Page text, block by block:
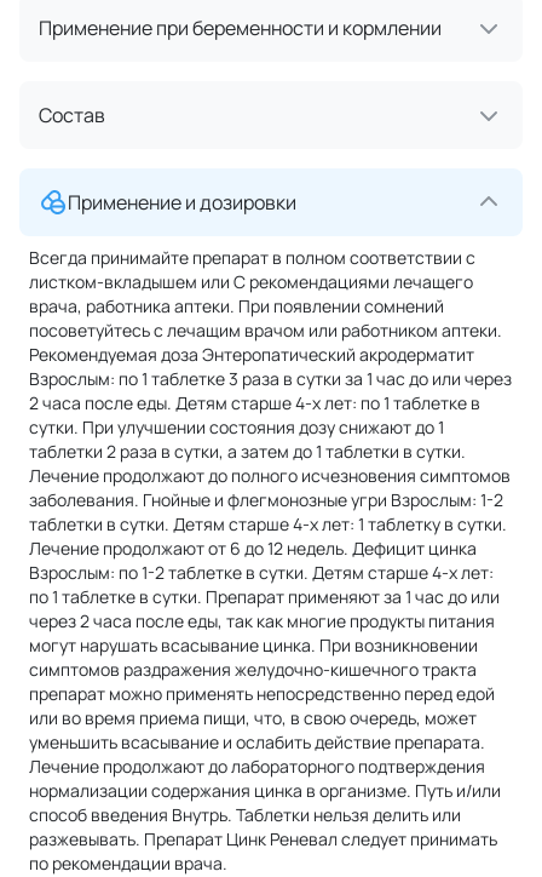
Применение при беременности и кормлении
Состав
Применение и дозировки
Всегда принимайте препарат в полном соответствии с
листком-вкладышем или C рекомендациями лечащего
врача, работника аптеки. При появлении сомнений
посоветуйтесь с лечащим врачом или работником аптеки.
Рекомендуемая доза Энтеропатический акродерматит
Взрослым: по 1 таблетке 3 раза в сутки за 1 час до или через
2 часа после еды. Детям старше 4-х лет: по 1 таблетке в
сутки. При улучшении состояния дозу снижают до 1
таблетки 2 раза в сутки, а затем до 1 таблетки в сутки.
Лечение продолжают до полного исчезновения симптомов
заболевания. Гнойные и флегмонозные угри Взрослым: 1-2
таблетки в сутки. Детям старше 4-х лет: 1 таблетку в сутки.
Лечение продолжают от 6 до 12 недель. Дефицит цинка
Взрослым: по 1-2 таблетке в сутки. Детям старше 4-х лет:
по 1 таблетке в сутки. Препарат применяют за 1 час до или
через 2 часа после еды, так как многие продукты питания
могут нарушать всасывание цинка. При возникновении
симптомов раздражения желудочно-кишечного тракта
препарат можно применять непосредственно перед едой
или во время приема пищи, что, в свою очередь, может
уменьшить всасывание и ослабить действие препарата.
Лечение продолжают до лабораторного подтверждения
нормализации содержания цинка в организме. Путь и/или
способ введения Внутрь. Таблетки нельзя делить или
разжевывать. Препарат Цинк Реневал следует принимать
по рекомендации врача.